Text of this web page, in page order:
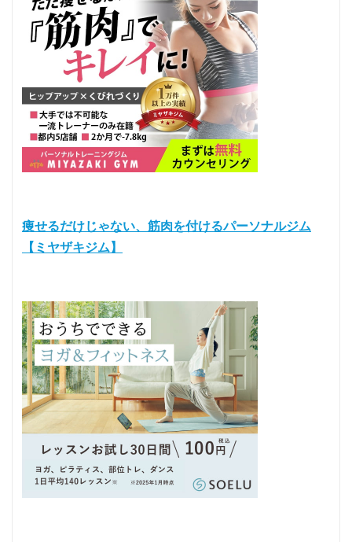
痩せるだけじゃない、筋肉を付けるパーソナルジム
【ミヤザキジム】